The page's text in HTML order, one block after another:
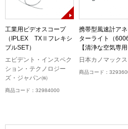
工業用ビデオスコープ
（IPLEX TXⅡフレキシ
ブルSET）
エビデント・インスペク
ション・テクノロジー
ズ・ジャパン㈱
商品コード：32984000
携帯型風速計ア
ターライト（
【清浄な空気専用
日本カノマックス
商品コード：